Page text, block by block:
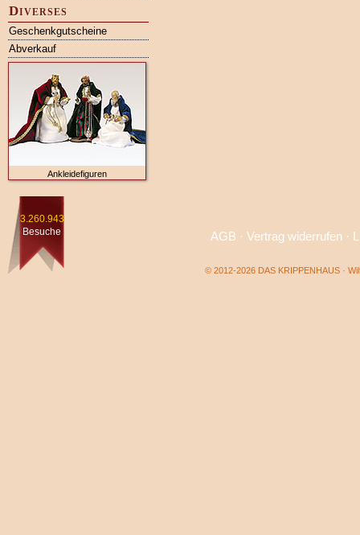
Diverses
Geschenkgutscheine
Abverkauf
Ankleidefiguren
3.260.943
Besuche
AGB · Vertrag widerrufen·
© 2012-2026 DAS KRIPPENHAUS ·